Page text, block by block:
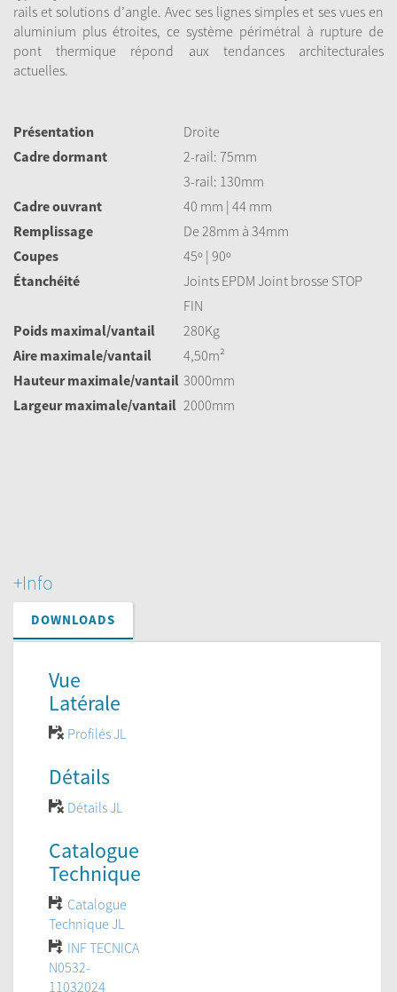
rails et solutions d’angle. Avec ses lignes simples et ses vues en
aluminium plus étroites, ce système périmétral à rupture de
pont thermique répond aux tendances architecturales
actuelles.
Présentation
Droite
Cadre dormant
2-rail: 75mm
3-rail: 130mm
Cadre ouvrant
40 mm | 44 mm
Remplissage
De 28mm à 34mm
Coupes
45º | 90º
Étanchéité
Joints EPDM Joint brosse STOP
FIN
Poids maximal/vantail
280Kg
Aire maximale/vantail
4,50m²
Hauteur maximale/vantail 3000mm
Largeur maximale/vantail 2000mm
+Info
DOWNLOADS
Vue
Latérale
Profilés JL
Détails
Détails JL
Catalogue
Technique
Catalogue
Technique JL
INF TECNICA
N0532-
11032024